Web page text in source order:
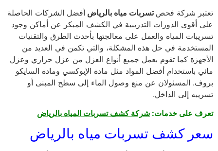
تعتبر شركة فحص تسربات مياه بالرياض أفضل الشركات الحاصلة
على أقوى الدورات التدريبية في الكشف المبكر عن أماكن وجود
تسريبات المياه والعمل على معالجتها بأحدث الطرق والتقنيات
المستخدمة في حل هذه المشكلة، والتي تكمن في العديد من
الأجهزة كما تقوم بعمل جميع أنواع العزل من عزل حراري وعزل
مائي باستخدام أفضل المواد مثل مادة الإبوكسي ومادة السايكو
بروف. المسئولان عن منع وصول الماء إلى سطح المبنى أو
تسريبه إلى الداخل.
تعرف على خدمات: شركة كشف تسربات المياه بالرياض
سعر كشف تسربات مياه بالرياض